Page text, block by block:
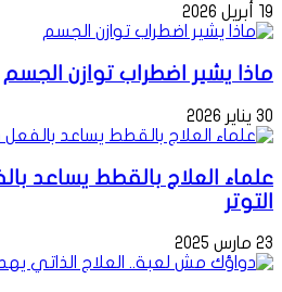
19 أبريل 2026
ماذا يشير اضطراب توازن الجسم
30 يناير 2026
علماء العلاج بالقطط يساعد
التوتر
23 مارس 2025